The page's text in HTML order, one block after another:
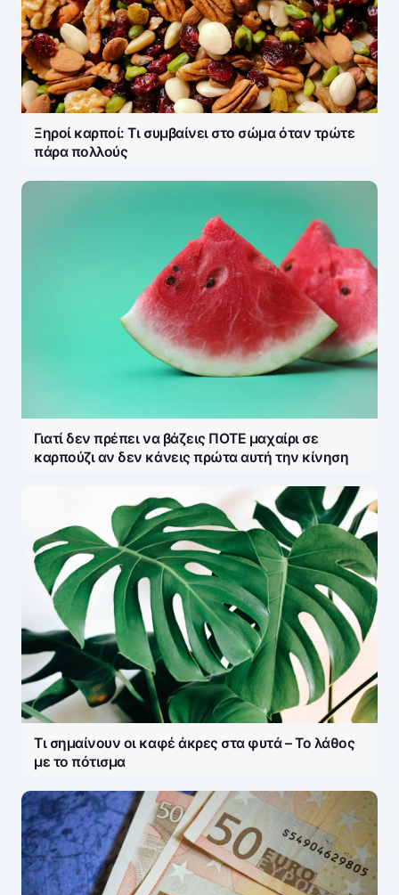
Η ηλ. διεύθυνση σας δεν δημοσιεύεται. Τα
υποχρεωτικά πεδία σημειώνονται με*
Message*
Save my name and e-mail in this browser for the
next time I comment.
Ξηροί καρποί: Τι συμβαίνει στο σώμα όταν τρώτε
πάρα πολλούς
Γιατί δεν πρέπει να βάζεις ΠΟΤΕ μαχαίρι σε
καρπούζι αν δεν κάνεις πρώτα αυτή την κίνηση
Τι σημαίνουν οι καφέ άκρες στα φυτά – Το λάθος
με το πότισμα